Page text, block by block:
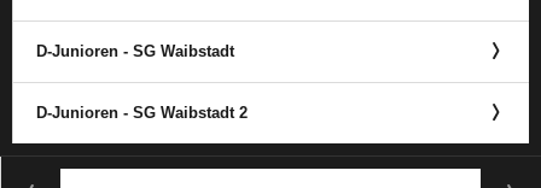
D-Junioren - SG Waibstadt
D-Junioren - SG Waibstadt 2
ANZEIGE